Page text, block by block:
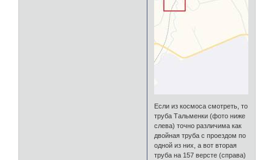
Если из космоса смотреть, то
труба Тальменки (фото ниже
слева) точно различима как
двойная труба с проездом по
одной из них, а вот вторая
труба на 157 версте (справа)